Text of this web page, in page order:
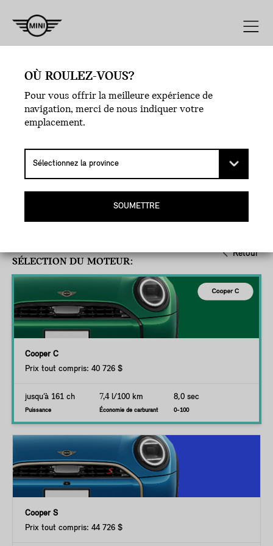
Retour
SÉLECTION DU MOTEUR:
Cooper C
Prix tout compris: 40 726 $
jusqu’à 161 ch
Puissance
7,4l/100 km
Économie de carburant
8,0 sec
0-100
Cooper S
Prix tout compris: 44 726 $
OÙ ROULEZ-VOUS?
Pour vous offrir la meilleure expérience de
navigation, merci de nous indiquer votre
emplacement.
SOUMETTRE